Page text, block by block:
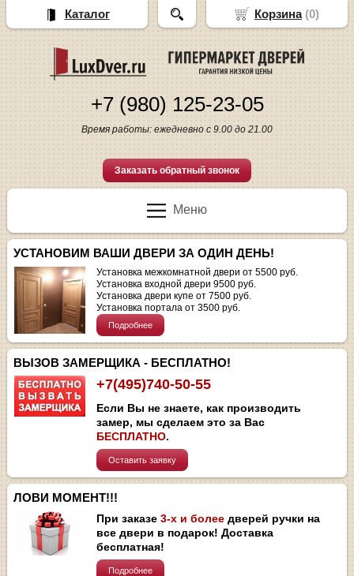
+7 (980) 125-23-05
Время работы: ежедневно с 9.00 до 21.00
Заказать обратный звонок
Меню
УСТАНОВИМ ВАШИ ДВЕРИ ЗА ОДИН ДЕНЬ!
Установка межкомнатной двери от 5500 руб.
Установка входной двери 9500 руб.
Установка двери купе от 7500 руб.
Установка портала от 3500 руб.
Подробнее
ВЫЗОВ ЗАМЕРЩИКА - БЕСПЛАТНО!
+7(495)740-50-55
Если Вы не знаете, как производить
замер, мы сделаем это за Вас
БЕСПЛАТНО.
Оставить заявку
ЛОВИ МОМЕНТ!!!
При заказе3-х и более дверей ручки на
все двери в подарок! Доставка
бесплатная!
Подробнее
Корзина(0)
Каталог